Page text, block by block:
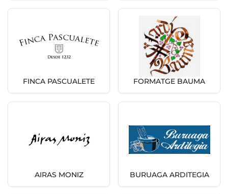
FINCA PASCUALETE FORMATGE BAUMA
AIRAS MONIZ BURUAGA ARDITEGIA